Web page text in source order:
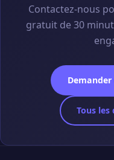
Contactez-nous
gratuit de 30
Tous